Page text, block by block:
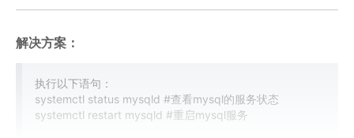
解决方案：
执行以下语句：
systemctl status mysqld #查看mysql的服务状态
systemctl restart mysqld #重启mysql服务